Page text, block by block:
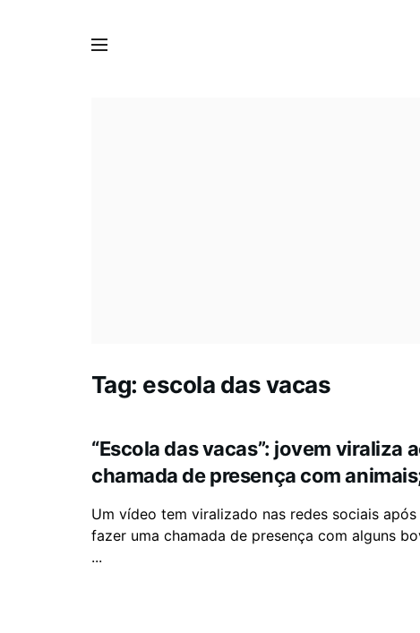
Tag: escola das vacas
“Escola das vacas”: jovem viraliza
chamada de presença com
Um vídeo tem viralizado nas redes sociais
fazer uma chamada de presença com alguns
...